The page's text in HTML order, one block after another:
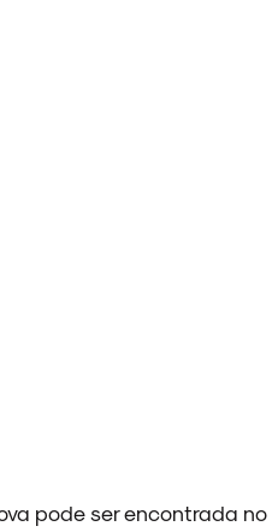
pode ser encontrada no